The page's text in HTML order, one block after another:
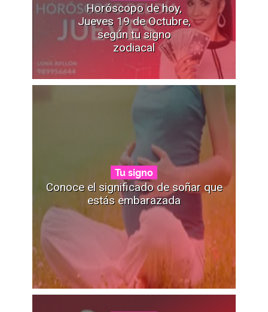
Horóscopo de hoy,
Jueves 19 de Octubre,
según tu signo
zodiacal
Tu signo
Conoce el significado de soñar que
estás embarazada